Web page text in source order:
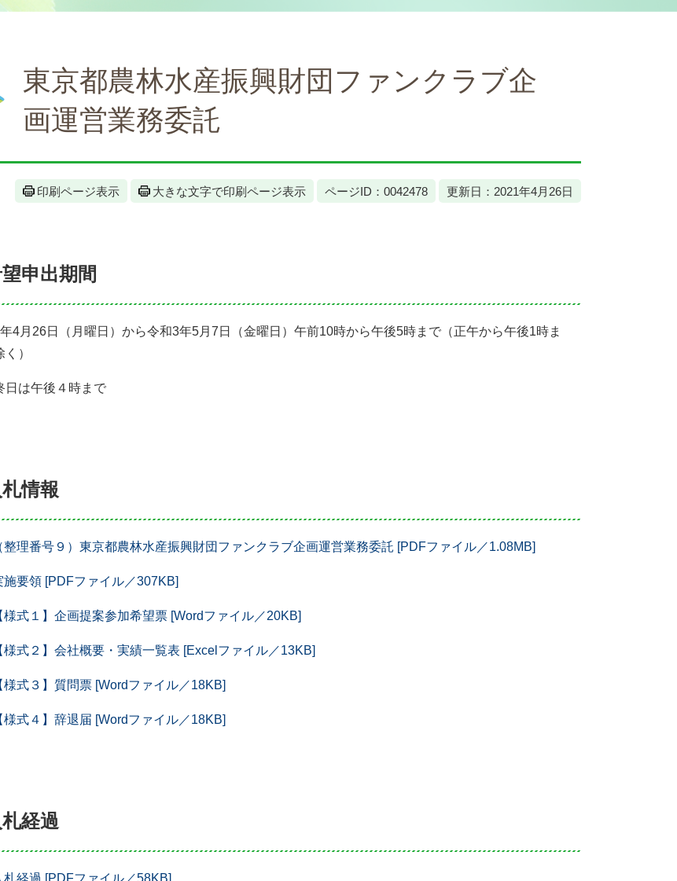
東京都農林水産振興財団ファンクラブ企
画運営業務委託
印刷ページ表示 大きな文字で印刷ページ表示 ページID：0042478 更新日：2021年4月26日
申出期間
4月26日（月曜日）から令和3年5月7日（金曜日）午前10時から午後5時まで（正午から午後1時ま
）
は午後４時まで
札情報
整理番号９）東京都農林水産振興財団ファンクラブ企画運営業務委託 [PDFファイル／1.08MB]
施要領 [PDFファイル／307KB]
様式１】企画提案参加希望票 [Wordファイル／20KB]
様式２】会社概要・実績一覧表 [Excelファイル／13KB]
様式３】質問票 [Wordファイル／18KB]
様式４】辞退届 [Wordファイル／18KB]
札経過
札経過 [PDFファイル／58KB]